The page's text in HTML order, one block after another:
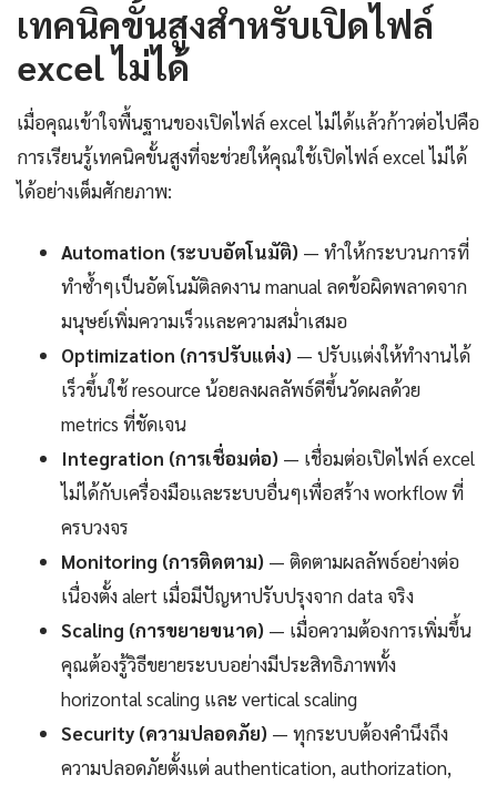
เทคนิคขั้นสูงสำหรับเปิดไฟล์
excel ไม่ได้
เมื่อคุณเข้าใจพื้นฐานของเปิดไฟล์ excel ไม่ได้แล้วก้าวต่อไปคือ
การเรียนรู้เทคนิคขั้นสูงที่จะช่วยให้คุณใช้เปิดไฟล์ excel ไม่ได้
ได้อย่างเต็มศักยภาพ:
Automation (ระบบอัตโนมัติ) — ทำให้กระบวนการที่
ทำซ้ำๆเป็นอัตโนมัติลดงาน manual ลดข้อผิดพลาดจาก
มนุษย์เพิ่มความเร็วและความสม่ำเสมอ
Optimization (การปรับแต่ง) — ปรับแต่งให้ทำงานได้
เร็วขึ้นใช้ resource น้อยลงผลลัพธ์ดีขึ้นวัดผลด้วย
metrics ที่ชัดเจน
Integration (การเชื่อมต่อ) — เชื่อมต่อเปิดไฟล์ excel
ไม่ได้กับเครื่องมือและระบบอื่นๆเพื่อสร้าง workflow ที่
ครบวงจร
Monitoring (การติดตาม) — ติดตามผลลัพธ์อย่างต่อ
เนื่องตั้ง alert เมื่อมีปัญหาปรับปรุงจาก data จริง
Scaling (การขยายขนาด) — เมื่อความต้องการเพิ่มขึ้น
คุณต้องรู้วิธีขยายระบบอย่างมีประสิทธิภาพทั้ง
horizontal scaling และ vertical scaling
Security (ความปลอดภัย) — ทุกระบบต้องคำนึงถึง
ความปลอดภัยตั้งแต่ authentication, authorization,